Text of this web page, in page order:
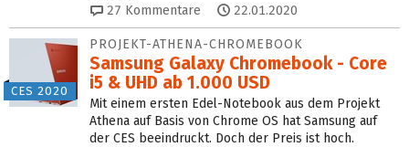
27 Kommentare 22.01.2020
CES 2020
PROJEKT-ATHENA-CHROMEBOOK
Samsung Galaxy Chromebook - Core
i5 & UHD ab 1.000 USD
Mit einem ersten Edel-Notebook aus dem Projekt
Athena auf Basis von Chrome OS hat Samsung auf
der CES beeindruckt. Doch der Preis ist hoch.